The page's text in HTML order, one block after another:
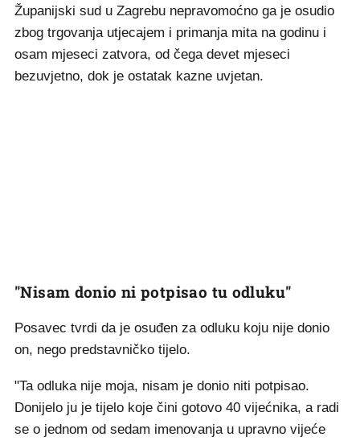
Županijski sud u Zagrebu nepravomoćno ga je osudio
zbog trgovanja utjecajem i primanja mita na godinu i
osam mjeseci zatvora, od čega devet mjeseci
bezuvjetno, dok je ostatak kazne uvjetan.
"Nisam donio ni potpisao tu odluku"
Posavec tvrdi da je osuđen za odluku koju nije donio
on, nego predstavničko tijelo.
"Ta odluka nije moja, nisam je donio niti potpisao.
Donijelo ju je tijelo koje čini gotovo 40 vijećnika, a radi
se o jednom od sedam imenovanja u upravno vijeće